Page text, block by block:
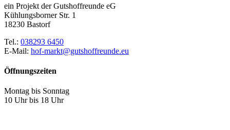
ein Projekt der Gutshoffreunde eG
Kühlungsborner Str. 1
18230 Bastorf
Tel.: 038293 6450
E-Mail: hof-markt@gutshoffreunde.eu
Öffnungszeiten
Montag bis Sonntag
10 Uhr bis 18 Uhr